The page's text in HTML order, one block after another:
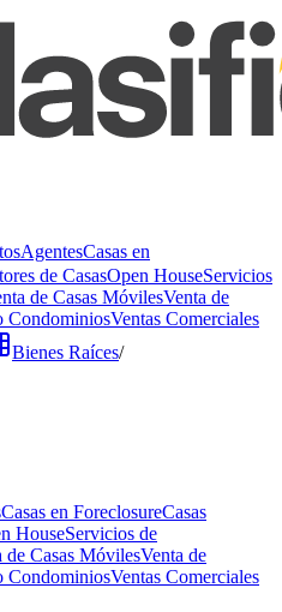
AgentesCasas en
de CasasOpen HouseServicios
de Casas MóvilesVenta de
CondominiosVentas Comerciales
Bienes Raíces/
Casas en ForeclosureCasas
HouseServicios de
de Casas MóvilesVenta de
CondominiosVentas Comerciales